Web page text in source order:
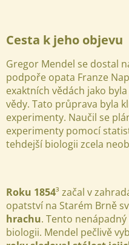
Cesta k jeho objevu
Gregor Mendel se dostal
podpoře opata Franze
exaktních vědách jako
vědy. Tato průprava byla
experimenty. Naučil se
experimenty pomocí
tehdejší biologii zcela
Roku 1854³ začal v
opatství na Starém Brně
hrachu. Tento
biologii. Mendel pečlivě